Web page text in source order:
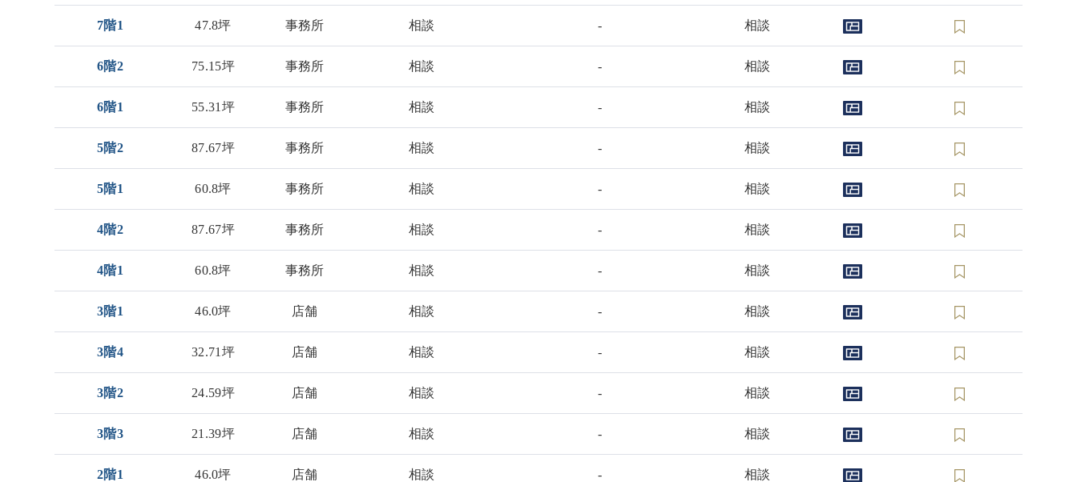
7階1 47.8坪 事務所 相談 - 相談
6階2 75.15坪 事務所 相談 - 相談
6階1 55.31坪 事務所 相談 - 相談
5階2 87.67坪 事務所 相談 - 相談
5階1 60.8坪 事務所 相談 - 相談
4階2 87.67坪 事務所 相談 - 相談
4階1 60.8坪 事務所 相談 - 相談
3階1 46.0坪 店舗 相談 - 相談
3階4 32.71坪 店舗 相談 - 相談
3階2 24.59坪 店舗 相談 - 相談
3階3 21.39坪 店舗 相談 - 相談
2階1 46.0坪 店舗 相談 - 相談